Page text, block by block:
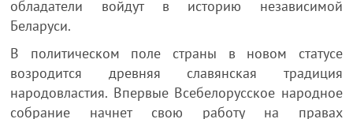
обладатели войдут в историю независимой
Беларуси.
В политическом поле страны в новом статусе
возродится древняя славянская традиция
народовластия. Впервые Всебелорусское народное
собрание начнет свою работу на правах